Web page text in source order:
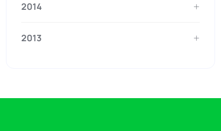
2014
2013